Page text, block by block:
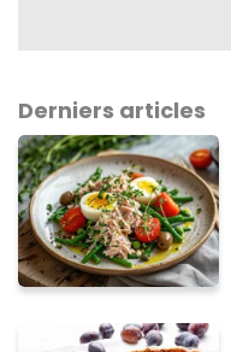
Derniers articles